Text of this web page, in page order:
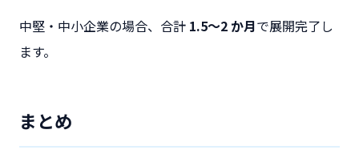
中堅・中小企業の場合、合計 1.5〜2 か月で展開完了し
ます。
まとめ